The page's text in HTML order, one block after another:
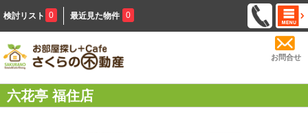
検討リスト 0 最近見た物件 0
お問合せ
六花亭 福住店